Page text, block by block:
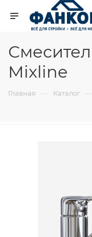
Mixline
Главная — Каталог —